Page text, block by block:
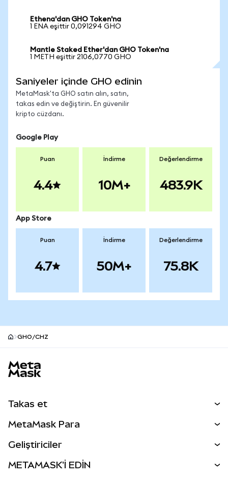
Ethena'dan GHO Token'na
1 ENA eşittir 0,091294 GHO
Mantle Staked Ether'dan GHO Token'na
1 METH eşittir 2106,0770 GHO
Saniyeler içinde GHO edinin
MetaMask'ta GHO satın alın, satın,
takas edin ve değiştirin. En güvenilir
kripto cüzdanı.
Google Play
Puan
4.4
İndirme
10M+
Değerlendirme
483.9K
App Store
Puan
4.7
İndirme
50M+
Değerlendirme
75.8K
GHO/CHZ
Takas et
Perps
RWA'lar
MetaMask Para
Geliştiriciler
METAMASK'İ EDİN